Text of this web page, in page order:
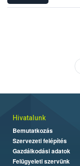
Hivatalunk
Bemutatkozás
Szervezeti felépítés
Gazdálkodási adatok
Felügyeleti szervünk